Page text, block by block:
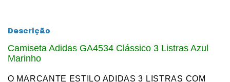
Descrição
Camiseta Adidas GA4534 Clássico 3 Listras Azul
Marinho
O MARCANTE ESTILO ADIDAS 3 LISTRAS COM